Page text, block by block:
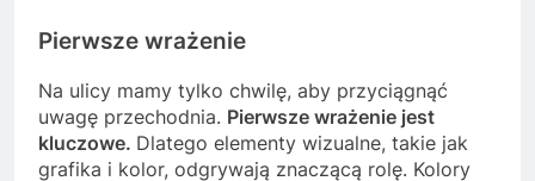
Pierwsze wrażenie
Na ulicy mamy tylko chwilę, aby przyciągnąć
uwagę przechodnia. Pierwsze wrażenie jest
kluczowe. Dlatego elementy wizualne, takie jak
grafika i kolor, odgrywają znaczącą rolę. Kolory